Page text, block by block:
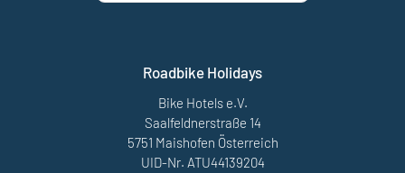
Roadbike Holidays
Bike Hotels e.V.
Saalfeldnerstraße 14
5751 Maishofen Österreich
UID-Nr. ATU44139204